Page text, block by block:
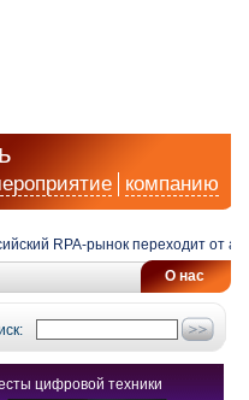
компанию
RPA-рынок переходит от
О нас
цифровой техники